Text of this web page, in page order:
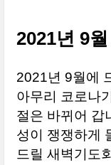
2021년 9
2021년 9월에
아무리 코로나
절은 바뀌어 갑
성이 쟁쟁하게
드릴 새벽기도